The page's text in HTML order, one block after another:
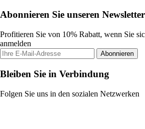
Abonnieren Sie unseren Newsletter
Profitieren Sie von 10% Rabatt, wenn Sie
anmelden
Abonnieren
Bleiben Sie in Verbindung
Folgen Sie uns in den sozialen Netzwerken